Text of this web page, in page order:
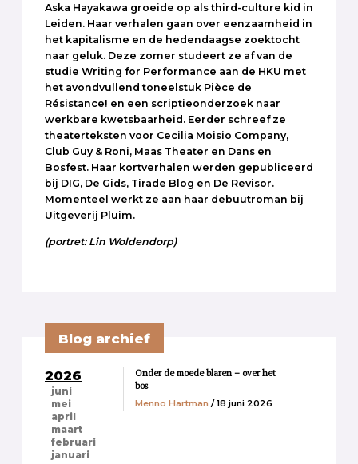
Aska Hayakawa groeide op als third-culture kid in
Leiden. Haar verhalen gaan over eenzaamheid in
het kapitalisme en de hedendaagse zoektocht
naar geluk. Deze zomer studeert ze af van de
studie Writing for Performance aan de HKU met
het avondvullend toneelstuk Pièce de
Résistance! en een scriptieonderzoek naar
werkbare kwetsbaarheid. Eerder schreef ze
theaterteksten voor Cecilia Moisio Company,
Club Guy & Roni, Maas Theater en Dans en
Bosfest. Haar kortverhalen werden gepubliceerd
bij DIG, De Gids, Tirade Blog en De Revisor.
Momenteel werkt ze aan haar debuutroman bij
Uitgeverij Pluim.
(portret: Lin Woldendorp)
Blog archief
2026
juni
mei
april
maart
februari
januari
Onder de moede blaren – over het
bos
Menno Hartman / 18 juni 2026